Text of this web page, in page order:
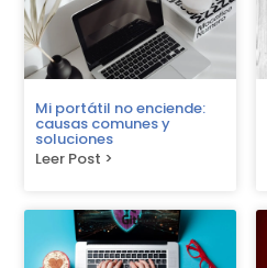
Mi portátil no enciende:
causas comunes y
soluciones
Leer Post >